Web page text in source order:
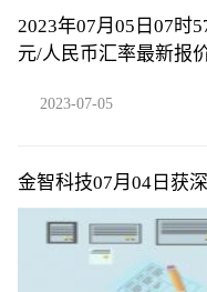
2023年07月05日07时
元/人民币汇率最新报
2023-07-05
金智科技07月04日获